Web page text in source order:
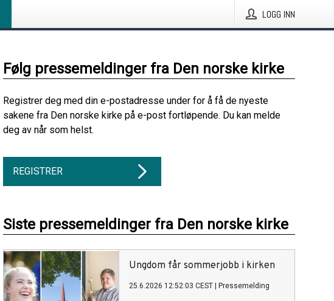
LOGG INN
Følg pressemeldinger fra Den norske kirke
Registrer deg med din e-postadresse under for å få de nyeste
sakene fra Den norske kirke på e-post fortløpende. Du kan melde
deg av når som helst.
REGISTRER
Siste pressemeldinger fra Den norske kirke
Ungdom får sommerjobb i kirken
25.6.2026 12:52:03 CEST Pressemelding